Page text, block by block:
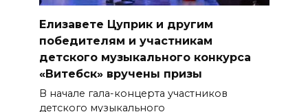
Елизавете Цуприк и другим
победителям и участникам
детского музыкального конкурса
«Витебск» вручены призы
В начале гала-концерта участников
детского музыкального